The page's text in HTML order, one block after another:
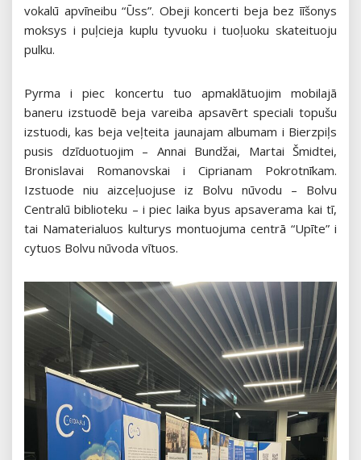
vokalū apvīneibu “Ūss”. Obeji koncerti beja bez īīšonys
moksys i puļcieja kuplu tyvuoku i tuoļuoku skateituoju
pulku.
Pyrma i piec koncertu tuo apmaklātuojim mobilajā
baneru izstuodē beja vareiba apsavērt speciali topušu
izstuodi, kas beja veļteita jaunajam albumam i Bierzpiļs
pusis dzīduotuojim – Annai Bundžai, Martai Šmidtei,
Bronislavai Romanovskai i Ciprianam Pokrotnīkam.
Izstuode niu aizceļuojuse iz Bolvu nūvodu – Bolvu
Centralū biblioteku – i piec laika byus apsaverama kai tī,
tai Namaterialuos kulturys montuojuma centrā “Upīte” i
cytuos Bolvu nūvoda vītuos.